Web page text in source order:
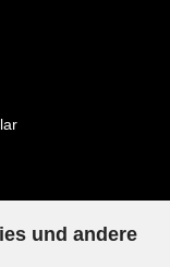
und andere